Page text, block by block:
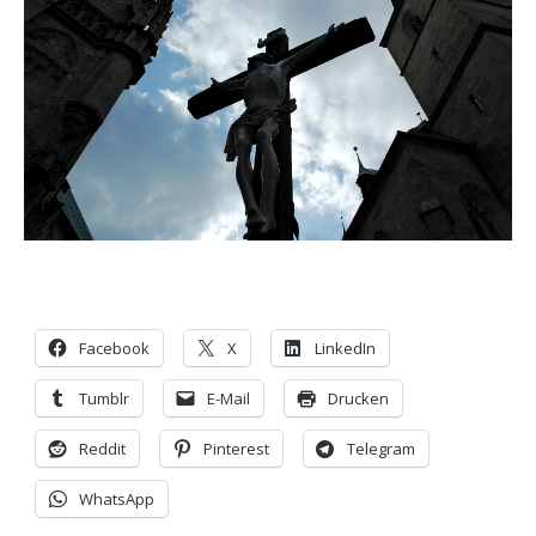
Facebook X LinkedIn
Tumblr E-Mail Drucken
Reddit Pinterest Telegram
WhatsApp